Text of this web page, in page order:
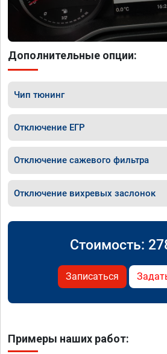
Дополнительные опции:
Чип тюнинг
Отключение ЕГР
Отключение сажевого фильтра
Отключение вихревых заслонок
Стоимость:
Записаться
Примеры наших работ: